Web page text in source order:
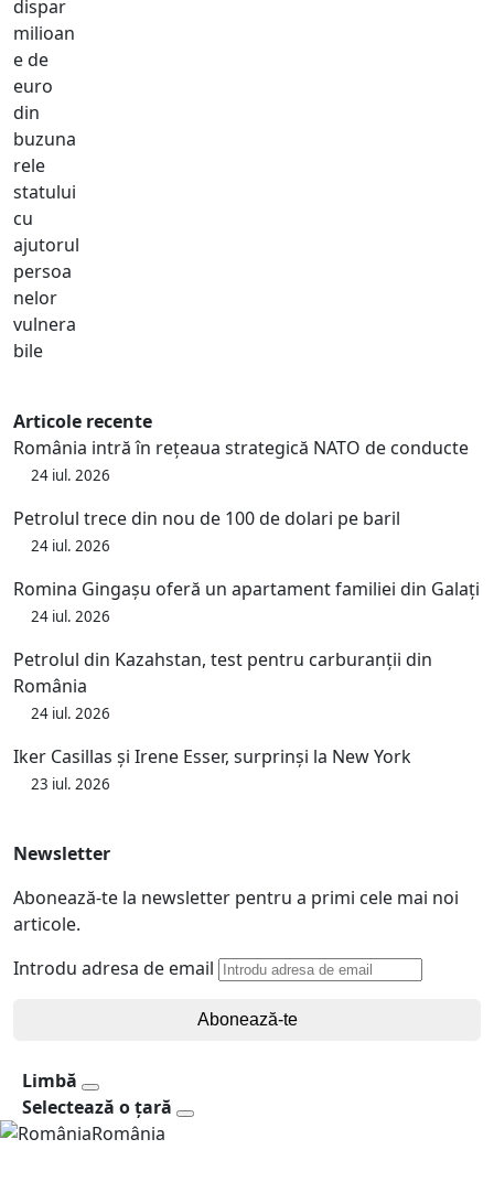
Articole recente
România intră în rețeaua strategică NATO de conducte
24 iul. 2026
Petrolul trece din nou de 100 de dolari pe baril
24 iul. 2026
Romina Gingașu oferă un apartament familiei din Galați
24 iul. 2026
Petrolul din Kazahstan, test pentru carburanții din
România
24 iul. 2026
Iker Casillas și Irene Esser, surprinși la New York
23 iul. 2026
Newsletter
Abonează-te la newsletter pentru a primi cele mai noi
articole.
Introdu adresa de email
Abonează-te
Limbă
Selectează o țară
România